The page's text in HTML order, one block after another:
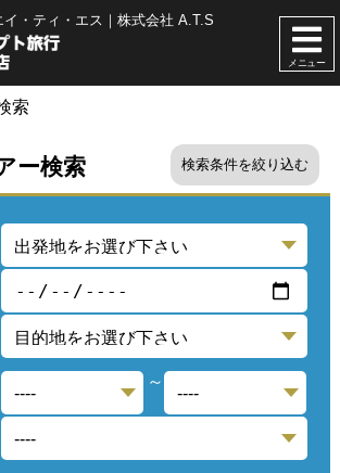
・ティ・エス｜株式会社 A.T.S
メニュー
索
ー検索 検索条件を絞り込む
～